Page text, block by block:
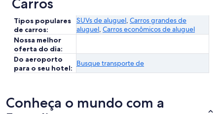
Carros
Tipos populares
de carros:
SUVs de aluguel, Carros grandes de
aluguel, Carros econômicos de aluguel
Nossa melhor
oferta do dia:
Do aeroporto
para o seu hotel:
Busque transporte de
Conheça o mundo com a